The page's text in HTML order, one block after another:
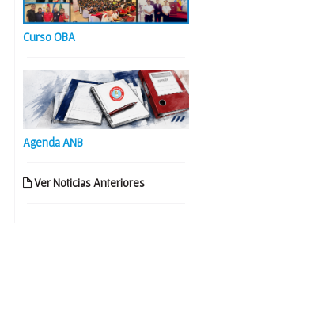
Curso OBA
Agenda ANB
Ver Noticias Anteriores